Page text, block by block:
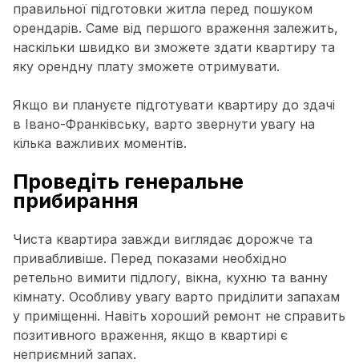
правильної підготовки житла перед пошуком
орендарів. Саме від першого враження залежить,
наскільки швидко ви зможете здати квартиру та
яку орендну плату зможете отримувати.
Якщо ви плануєте підготувати квартиру до здачі
в Івано-Франківську, варто звернути увагу на
кілька важливих моментів.
Проведіть генеральне
прибирання
Чиста квартира завжди виглядає дорожче та
привабливіше. Перед показами необхідно
ретельно вимити підлогу, вікна, кухню та ванну
кімнату. Особливу увагу варто приділити запахам
у приміщенні. Навіть хороший ремонт не справить
позитивного враження, якщо в квартирі є
неприємний запах.